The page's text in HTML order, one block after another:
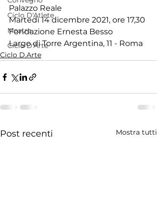
Ciclo D'Atlete
Mostra
Ciclo D'Arte
Palazzo Reale
Martedì 14 dicembre 2021, ore 17,30
Fondazione Ernesta Besso
Largo di Torre Argentina, 11 - Roma
Ciclo D.Arte
Post recenti Mostra tutti